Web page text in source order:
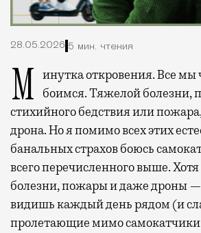
28.05.2026 5 мин. чтения
Минутка откровения. Все мы чего-то в жизни
боимся. Тяжелой болезни,
стихийного бедствия или
дрона. Но я помимо всех этих
банальных страхов боюсь
всего перечисленного выше.
болезни, пожары и даже дроны —
видишь каждый день рядом (и
пролетающие мимо